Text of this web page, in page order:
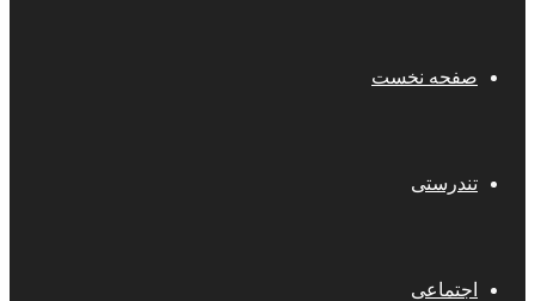
صفحه نخست
تندرستی
اجتماعی